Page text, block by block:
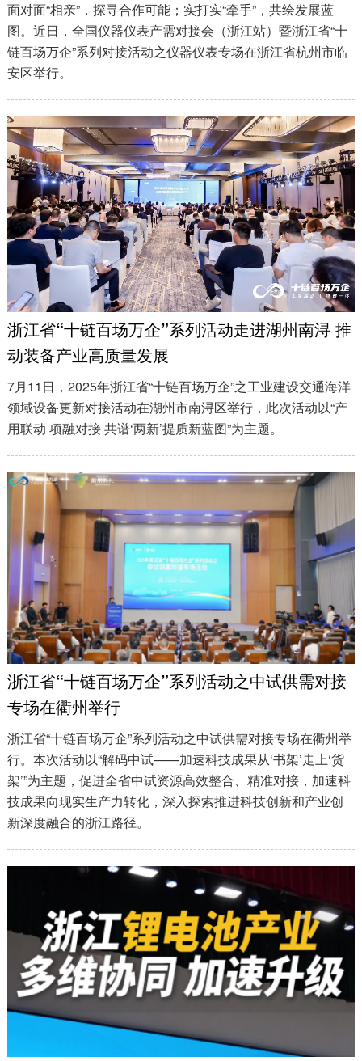
面对面“相亲”，探寻合作可能；实打实“牵手”，共绘发展蓝
图。近日，全国仪器仪表产需对接会（浙江站）暨浙江省“十
链百场万企”系列对接活动之仪器仪表专场在浙江省杭州市临
安区举行。
浙江省“十链百场万企”系列活动走进湖州南浔 推
动装备产业高质量发展
7月11日，2025年浙江省“十链百场万企”之工业建设交通海洋
领域设备更新对接活动在湖州市南浔区举行，此次活动以“产
用联动 项融对接 共谱‘两新’提质新蓝图”为主题。
浙江省“十链百场万企”系列活动之中试供需对接
专场在衢州举行
浙江省“十链百场万企”系列活动之中试供需对接专场在衢州举
行。本次活动以“解码中试——加速科技成果从‘书架’走上‘货
架’”为主题，促进全省中试资源高效整合、精准对接，加速科
技成果向现实生产力转化，深入探索推进科技创新和产业创
新深度融合的浙江路径。